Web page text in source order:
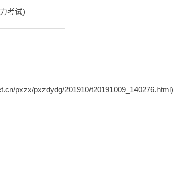
考试)
pxzx/pxzdydg/201910/t20191009_140276.html)